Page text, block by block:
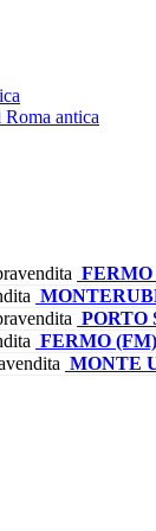
FERMO
PORTO
FERMO (FM)
MONTE